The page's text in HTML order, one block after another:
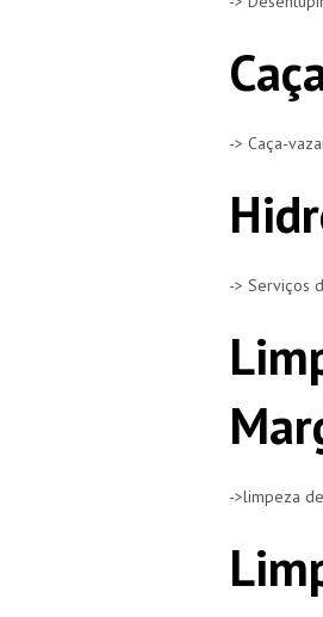
-> Caça-
-> Serviços
->limpeza